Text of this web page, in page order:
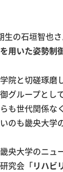
生の石垣智也
用いた姿勢制
院と切磋琢磨
グループとし
も世代関係な
のも畿央大学
央大学のニュ
究会「リハビ